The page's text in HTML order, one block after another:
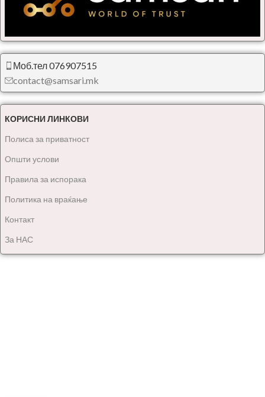
Моб.тел 076907515
contact@samsari.mk
КОРИСНИ ЛИНКОВИ
Полиса за приватност
Општи услови
Правила за испорака
Политика на враќање
Контакт
За НАС